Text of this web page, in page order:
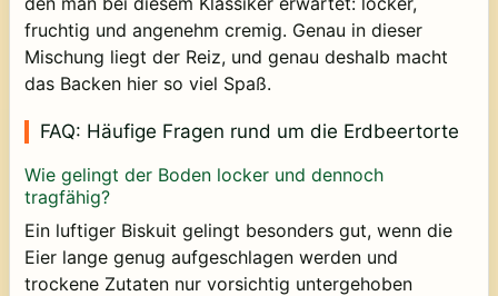
fruchtig und angenehm cremig. Genau in dieser
Mischung liegt der Reiz, und genau deshalb macht
das Backen hier so viel Spaß.
FAQ: Häufige Fragen rund um die Erdbeertorte
Wie gelingt der Boden locker und dennoch
tragfähig?
Ein luftiger Biskuit gelingt besonders gut, wenn die
Eier lange genug aufgeschlagen werden und
trockene Zutaten nur vorsichtig untergehoben